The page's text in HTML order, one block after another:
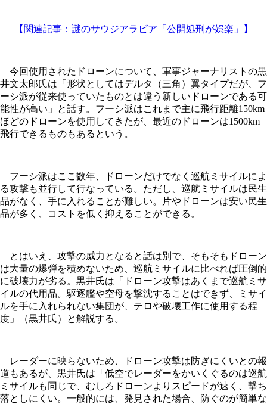
【関連記事：謎のサウジアラビア「公開処刑が娯楽」】
今回使用されたドローンについて、軍事ジャーナリストの黒
井文太郎氏は「形状としてはデルタ（三角）翼タイプだが、フ
ーシ派が従来使っていたものとは違う新しいドローンである可
能性が高い」と話す。フーシ派はこれまで主に飛行距離150km
ほどのドローンを使用してきたが、最近のドローンは1500km
飛行できるものもあるという。
フーシ派はここ数年、ドローンだけでなく巡航ミサイルによ
る攻撃も並行して行なっている。ただし、巡航ミサイルは民生
品がなく、手に入れることが難しい。片やドローンは安い民生
品が多く、コストを低く抑えることができる。
とはいえ、攻撃の威力となると話は別で、そもそもドローン
は大量の爆弾を積めないため、巡航ミサイルに比べれば圧倒的
に破壊力が劣る。黒井氏は「ドローン攻撃はあくまで巡航ミサ
イルの代用品。駆逐艦や空母を撃沈することはできず、ミサイ
ルを手に入れられない集団が、テロや破壊工作に使用する程
度」（黒井氏）と解説する。
レーダーに映らないため、ドローン攻撃は防ぎにくいとの報
道もあるが、黒井氏は「低空でレーダーをかいくぐるのは巡航
ミサイルも同じで、むしろドローンよりスピードが速く、撃ち
落としにくい。一般的には、発見された場合、防ぐのが簡単な